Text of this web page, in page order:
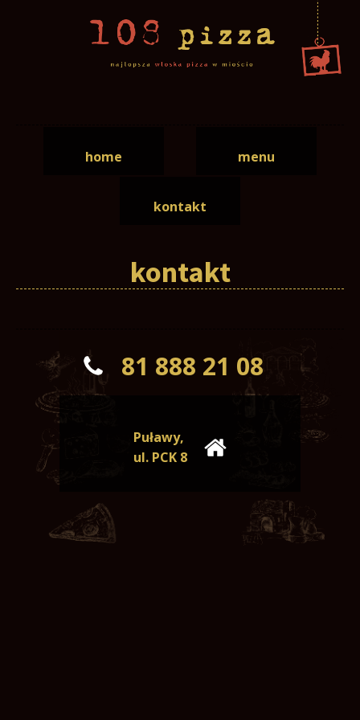
home menu
kontakt
kontakt
81 888 21 08
Puławy,
ul. PCK 8